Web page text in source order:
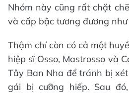
Nhóm này cũng rất chặt
và cấp bậc tương đương
Thậm chí còn có cả một
hiệp sĩ Osso, Mastrosso và
Tây Ban Nha để tránh bị
gái bị cưỡng hiếp. Sau